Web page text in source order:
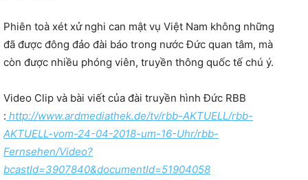
Phiên toà xét xử nghi can mật vụ Việt Nam không những
đã được đông đảo đài báo trong nước Đức quan tâm, mà
còn được nhiều phóng viên, truyền thông quốc tế chú ý.
Video Clip và bài viết của đài truyền hình Đức RBB
: http://www.ardmediathek.de/tv/rbb-AKTUELL/rbb-
AKTUELL-vom-24-04-2018-um-16-Uhr/rbb-
Fernsehen/Video?
bcastId=3907840&documentId=51904058